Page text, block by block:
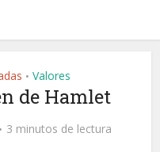
• Valores
de Hamlet
3 minutos de lectura